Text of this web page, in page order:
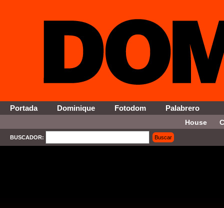
Portada Dominique Fotodom Palabrero
House
BUSCADOR:
Buscar